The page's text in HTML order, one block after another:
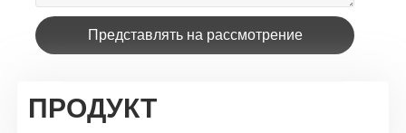
Представлять на рассмотрение
ПРОДУКТ